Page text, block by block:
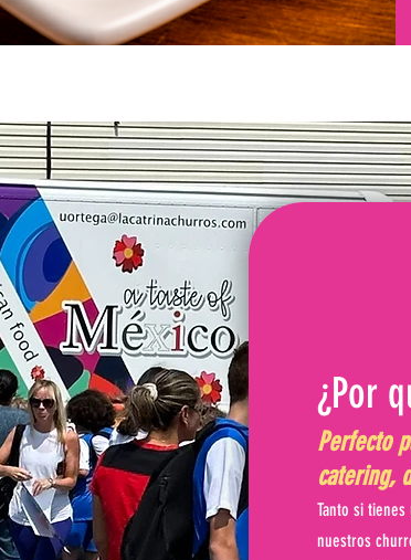
¿Por
Perfecto
catering,
Tanto si
nuestros